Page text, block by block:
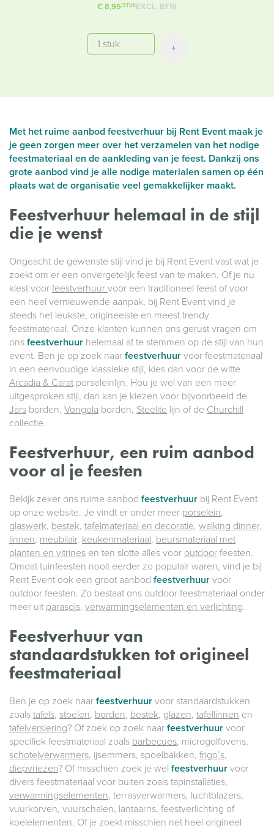
€ 8,95/STUKEXCL. BTW
Aantal
+
Met het ruime aanbod feestverhuur bij Rent Event maak je
je geen zorgen meer over het verzamelen van het nodige
feestmateriaal en de aankleding van je feest. Dankzij ons
grote aanbod vind je alle nodige materialen samen op één
plaats wat de organisatie veel gemakkelijker maakt.
Feestverhuur helemaal in de stijl
die je wenst
Ongeacht de gewenste stijl vind je bij Rent Event vast wat je
zoekt om er een onvergetelijk feest van te maken. Of je nu
kiest voor feestverhuur voor een traditioneel feest of voor
een heel vernieuwende aanpak, bij Rent Event vind je
steeds het leukste, origineelste en meest trendy
feestmateriaal. Onze klanten kunnen ons gerust vragen om
ons feestverhuur helemaal af te stemmen op de stijl van hun
event. Ben je op zoek naar feestverhuur voor feestmateriaal
in een eenvoudige klassieke stijl, kies dan voor de witte
Arcadia & Carat porseleinlijn. Hou je wel van een meer
uitgesproken stijl, dan kan je kiezen voor bijvoorbeeld de
Jars borden, Vongola borden, Steelite lijn of de Churchill
collectie.
Feestverhuur, een ruim aanbod
voor al je feesten
Bekijk zeker ons ruime aanbod feestverhuur bij Rent Event
op onze website. Je vindt er onder meer porselein,
glaswerk, bestek, tafelmateriaal en decoratie, walking dinner,
linnen, meubilair, keukenmateriaal, beursmateriaal met
planten en vitrines en ten slotte alles voor outdoor feesten.
Omdat tuinfeesten nooit eerder zo populair waren, vind je bij
Rent Event ook een groot aanbod feestverhuur voor
outdoor feesten. Zo bestaat ons outdoor feestmateriaal onder
meer uit parasols, verwarmingselementen en verlichting.
Feestverhuur van
standaardstukken tot origineel
feestmateriaal
Ben je op zoek naar feestverhuur voor standaardstukken
zoals tafels, stoelen, borden, bestek, glazen, tafellinnen en
tafelversiering? Of zoek op zoek naar feestverhuur voor
specifiek feestmateriaal zoals barbecues, microgolfovens,
schotelverwarmers, ijsemmers, spoelbakken, frigo’s,
diepvriezen? Of misschien zoek je wel feestverhuur voor
divers feestmateriaal voor buiten zoals tapinstallaties,
verwarmingselementen, terrasverwarmers, luchtblazers,
vuurkorven, vuurschalen, lantaarns, feestverlichting of
koelelementen. Of je zoekt misschien net heel origineel